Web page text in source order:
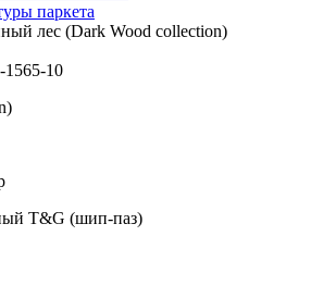
паркета
лес (Dark Wood collection)
1565-10
T&G (шип-паз)